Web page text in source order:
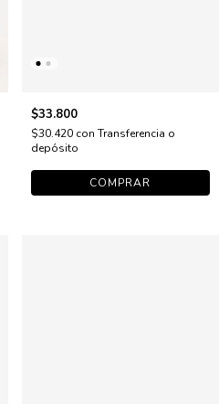
$33.800
$30.420 con Transferencia o
depósito